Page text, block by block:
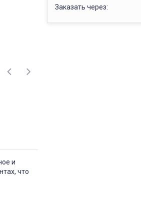
Заказать через:
и
что